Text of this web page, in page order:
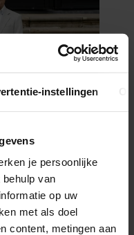
instellingen
je persoonlijke
van
op uw
met als doel
content, metingen aan